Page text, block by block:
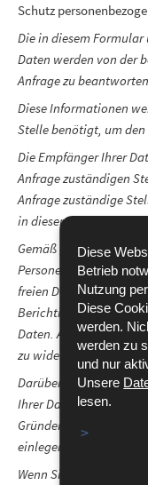
Diese
Betrieb
Nutzung
Diese
werden.
werden zu
und nur
Unsere
lesen.
Schutz
Die in diesem Formular
Daten werden von der
Anfrage zu beantworten.
Diese Informationen
Stelle benötigt, um den
Die Empfänger Ihrer
Anfrage zuständigen
Anfrage zuständige
in diesem Formular
Gemäß
der
Personen bei der
freien Datenverkehr
Berichtigung oder ggf.
Daten. Außerdem
zu widerrufen.
Darüber hinaus und
Ihrer Daten
Gründen Widerspruch
einlegen.
Wenn Sie diese